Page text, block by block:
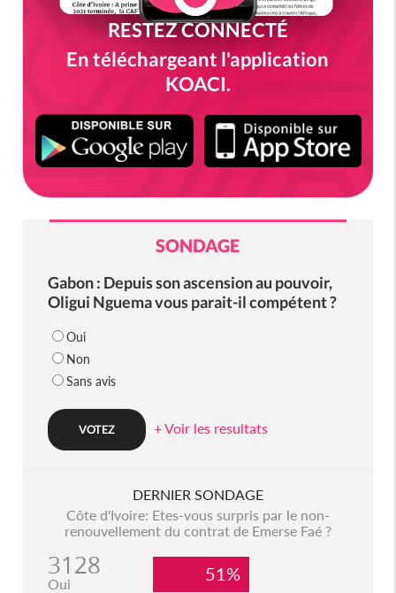
RESTEZ CONNECTÉ
En téléchargeant l'application
KOACI.
SONDAGE
Gabon : Depuis son ascension au pouvoir,
Oligui Nguema vous parait-il compétent ?
Oui
Non
Sans avis
+ Voir les resultats
DERNIER SONDAGE
Côte d'Ivoire: Etes-vous surpris par le non-
renouvellement du contrat de Emerse Faé ?
3128
Oui 51%